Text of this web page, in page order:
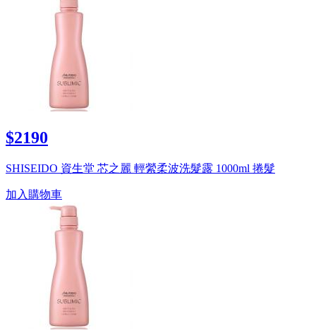
$2190
SHISEIDO 資生堂 芯之麗 輕縈柔波洗髮露 1000ml 捲髮
加入購物車